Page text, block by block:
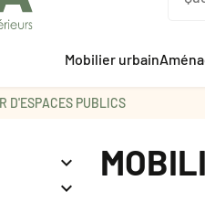
Mobilier urbain
D'ESPACES PUBLICS

